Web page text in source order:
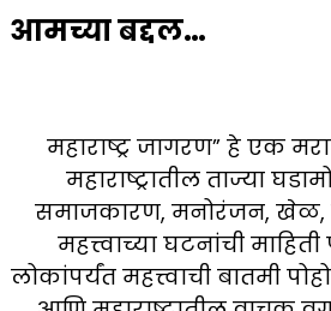
आमच्या बद्दल…
महाराष्ट्र जागरण” हे एक
महाराष्ट्रातील ताज्या
समाजकारण, मनोरंजन, खेळ,
महत्त्वाच्या घटनांची
लोकांपर्यंत महत्त्वाची बातमी